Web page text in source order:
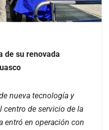
de su renovada
nueva tecnología y
centro de servicio de la
entró en operación con